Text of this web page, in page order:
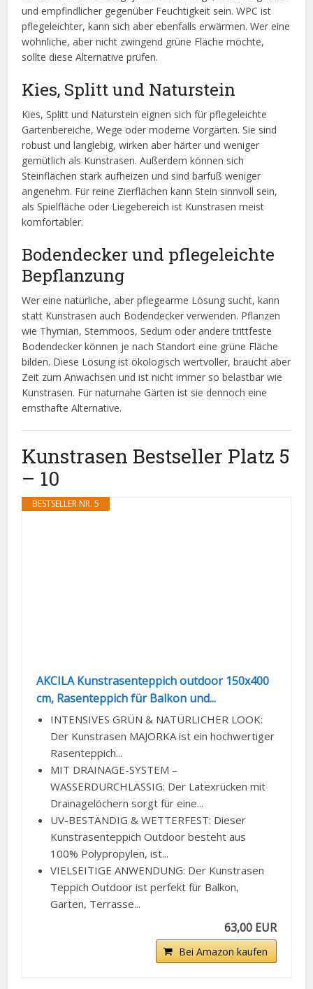
und empfindlicher gegenüber Feuchtigkeit sein. WPC ist
pflegeleichter, kann sich aber ebenfalls erwärmen. Wer eine
wohnliche, aber nicht zwingend grüne Fläche möchte,
sollte diese Alternative prüfen.
Kies, Splitt und Naturstein
Kies, Splitt und Naturstein eignen sich für pflegeleichte
Gartenbereiche, Wege oder moderne Vorgärten. Sie sind
robust und langlebig, wirken aber härter und weniger
gemütlich als Kunstrasen. Außerdem können sich
Steinflächen stark aufheizen und sind barfuß weniger
angenehm. Für reine Zierflächen kann Stein sinnvoll sein,
als Spielfläche oder Liegebereich ist Kunstrasen meist
komfortabler.
Bodendecker und pflegeleichte
Bepflanzung
Wer eine natürliche, aber pflegearme Lösung sucht, kann
statt Kunstrasen auch Bodendecker verwenden. Pflanzen
wie Thymian, Sternmoos, Sedum oder andere trittfeste
Bodendecker können je nach Standort eine grüne Fläche
bilden. Diese Lösung ist ökologisch wertvoller, braucht aber
Zeit zum Anwachsen und ist nicht immer so belastbar wie
Kunstrasen. Für naturnahe Gärten ist sie dennoch eine
ernsthafte Alternative.
Kunstrasen Bestseller Platz 5
– 10
BESTSELLER NR. 5
AKCILA Kunstrasenteppich outdoor 150x400
cm, Rasenteppich für Balkon und...
INTENSIVES GRÜN & NATÜRLICHER LOOK:
Der Kunstrasen MAJORKA ist ein hochwertiger
Rasenteppich...
MIT DRAINAGE-SYSTEM –
WASSERDURCHLÄSSIG: Der Latexrücken mit
Drainagelöchern sorgt für eine...
UV-BESTÄNDIG & WETTERFEST: Dieser
Kunstrasenteppich Outdoor besteht aus
100% Polypropylen, ist...
VIELSEITIGE ANWENDUNG: Der Kunstrasen
Teppich Outdoor ist perfekt für Balkon,
Garten, Terrasse...
63,00 EUR
Bei Amazon kaufen